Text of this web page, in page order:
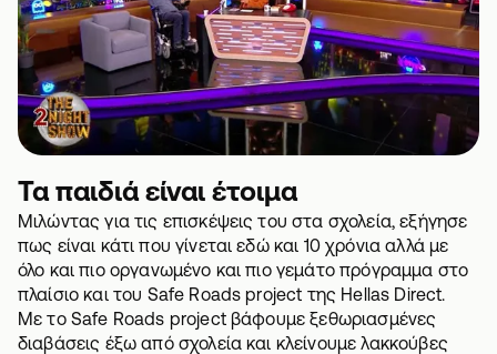
Τα παιδιά είναι έτοιμα
Μιλώντας για τις επισκέψεις του στα σχολεία, εξήγησε
πως είναι κάτι που γίνεται εδώ και 10 χρόνια αλλά με
όλο και πιο οργανωμένο και πιο γεμάτο πρόγραμμα στο
πλαίσιο και του Safe Roads project της Hellas Direct.
Με το Safe Roads project βάφουμε ξεθωριασμένες
διαβάσεις έξω από σχολεία και κλείνουμε λακκούβες